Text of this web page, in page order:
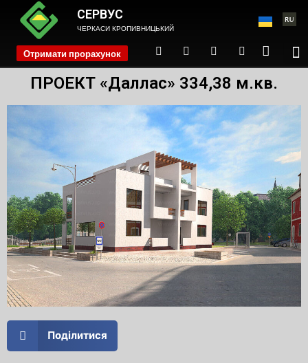
СЕРВУС
ЧЕРКАСИ КРОПИВНИЦЬКИЙ
Отримати прорахунок phone
ПРОЕКТ «Даллас» 334,38 м.кв.
Поділитися